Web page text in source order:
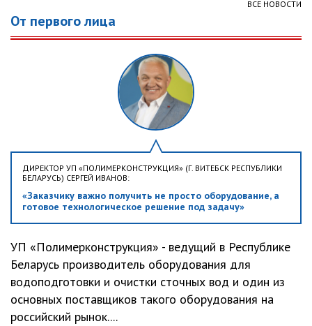
ВСЕ НОВОСТИ
От первого лица
ДИРЕКТОР УП «ПОЛИМЕРКОНСТРУКЦИЯ» (Г. ВИТЕБСК РЕСПУБЛИКИ
БЕЛАРУСЬ) СЕРГЕЙ ИВАНОВ:
«Заказчику важно получить не просто оборудование, а
готовое технологическое решение под задачу»
УП «Полимерконструкция» - ведущий в Республике
Беларусь производитель оборудования для
водоподготовки и очистки сточных вод и один из
основных поставщиков такого оборудования на
российский рынок....